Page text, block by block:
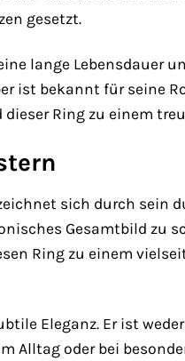
gesetzt.
lange Lebensdauer
ist bekannt für seine
Ring zu einem
sich durch sein
Gesamtbild zu
Ring zu einem
Eleganz. Er ist
Alltag oder bei